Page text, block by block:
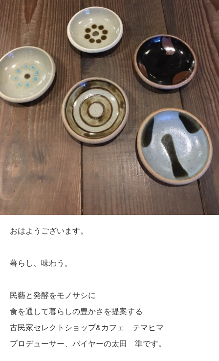
おはようございます。
暮らし、味わう。
民藝と発酵をモノサシに
食を通して暮らしの豊かさを提案する
古民家セレクトショップ&カフェ テマヒマ
プロデューサー、バイヤーの太田 準です。